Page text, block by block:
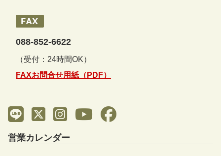
088-852-6622
（受付：24時間OK）
FAXお問合せ用紙（PDF）
営業カレンダー